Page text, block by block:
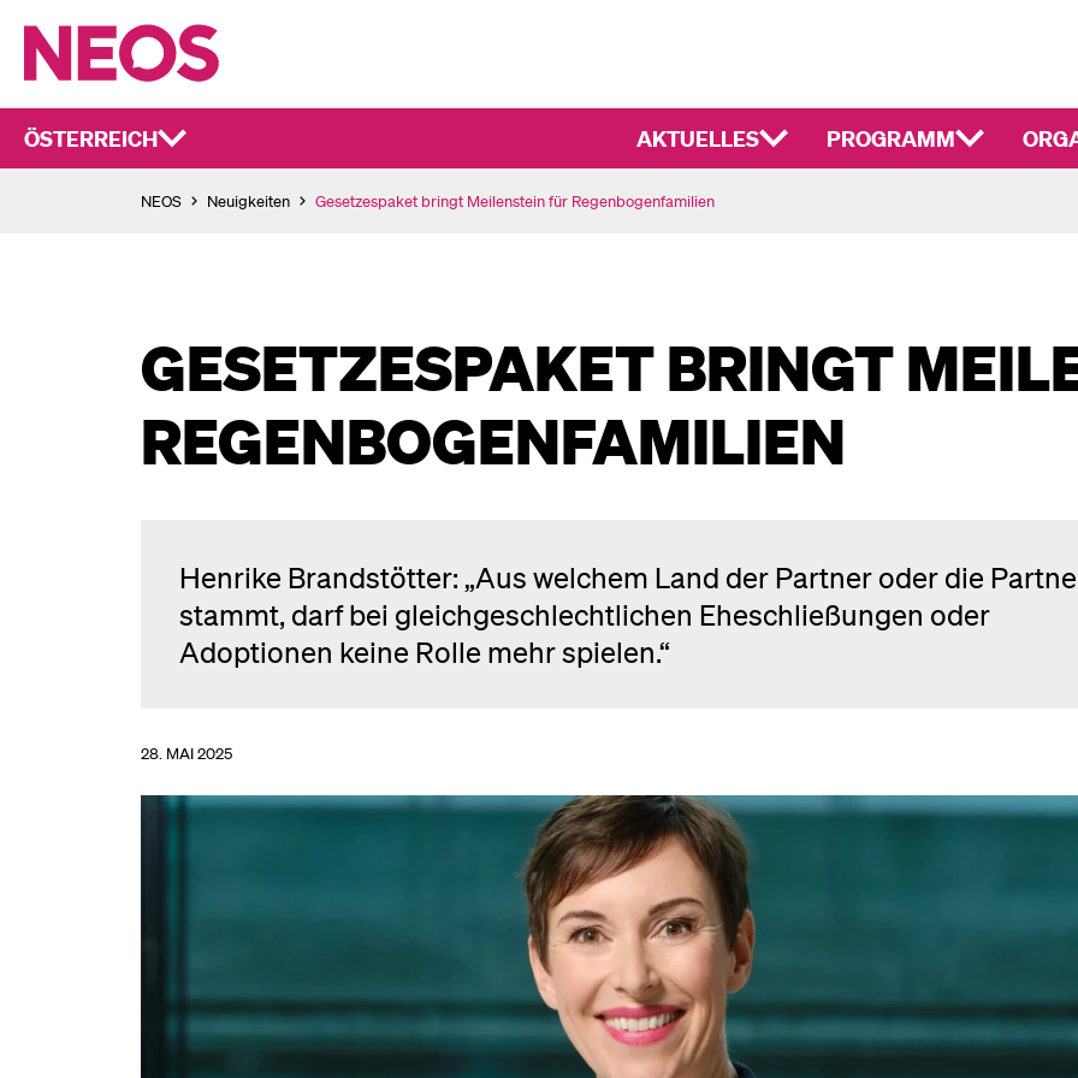
ÖSTERREICH AKTUELLES PROGRAMM
NEOS Neuigkeiten Gesetzespaket bringt Meilenstein für Regenbogenfamilien
GESETZESPAKET BRINGT
REGENBOGENFAMILIEN
Henrike Brandstötter: „Aus welchem Land der Partner oder die
stammt, darf bei gleichgeschlechtlichen Eheschließungen oder
Adoptionen keine Rolle mehr spielen.“
28. MAI 2025